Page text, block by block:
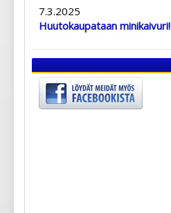
7.3.2025
Huutokaupataan minikaivuri!